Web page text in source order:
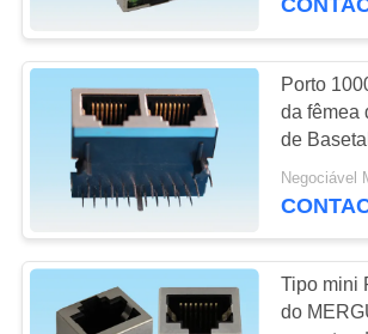
Conector de
de SIM
Porto
da fêmea
de
Jack para
Ethernet
Negociável
Tipo mini
do